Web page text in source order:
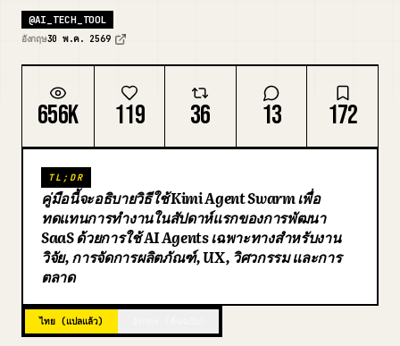
ราคา
ดาวน์โหลด
บล็อก
อัปเดต
@AI_TECH_TOOL
อังกฤษ30 พ.ค. 2569
656K 119 36 13 172
TL;DR
คู่มือนี้จะอธิบายวิธีใช้ Kimi Agent Swarm เพื่อ
ทดแทนการทำงานในสัปดาห์แรกของการพัฒนา
SaaS ด้วยการใช้ AI Agents เฉพาะทางสำหรับงาน
วิจัย, การจัดการผลิตภัณฑ์, UX, วิศวกรรม และการ
ตลาด
ไทย (แปลแล้ว)